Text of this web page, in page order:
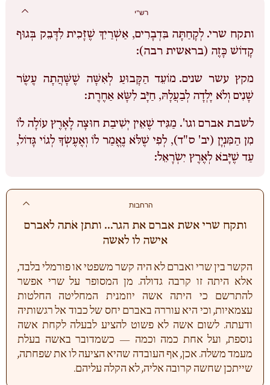
רש"י
ותקח שרי. לְקָחַתָּה בִּדְבָרִים, אַשְׁרַיִךְ שֶׁזָּכִית לִדָּבֵק בְּגוּף
קָדוֹשׁ כָּזֶה (בראשית רבה):
מקץ עשר שנים. מוֹעֵד הַקָּבוּעַ לְאִשָּׁה שֶׁשָּׁהֲתָה עֶשֶׂר
שָׁנִים וְלֹא יָלְדָה לְבַעֲלָהּ, חַיָּב לִשָֹּא אַחֶרֶת:
לשבת אברם וגו'. מַגִּיד שֶׁאֵין יְשִׁיבַת חוּצָה לָאָרֶץ עוֹלָה לוֹ
מִן הַמִּנְיָן (יב' ס"ד), לְפִי שֶׁלֹּא נֶאֱמַר לוֹ וְאֶעֶשְׂךָ לְגוֹי גָּדוֹל,
עַד שֶׁיָּבֹא לְאֶרֶץ יִשְֹרָאֵל:
הרחבות
ותקח שרי אשת אברם את הגר... ותתן אֹתה לאברם
אישה לו לאשה
הקשר בין שרי ואברם לא היה קשר משפטי או פורמלי בלבד,
אלא היתה זו קרבה גדולה. מן המסופר על שרי אפשר
להתרשם כי היתה אשה יוזמנית המחליטה החלטות
עצמאיות, וכי היא עוררה באברם יחס של כבוד אל רגשותיה
ודעתה. לשום אשה לא פשוט להציע לבעלה לקחת אשה
נוספת, ועל אחת כמה וכמה — כשמדובר באשה בעלת
מעמד משלה. אכן, אף העובדה שהיא הציעה לו את שפחתה,
שייתכן שחשה קרובה אליה, לא הקלה עליהם.